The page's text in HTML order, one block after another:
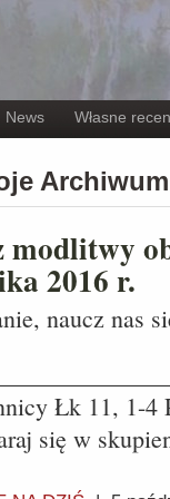
News Własne
Archiwum
modlitwy
2016 r.
naucz nas
Łk 11, 1-4
się w